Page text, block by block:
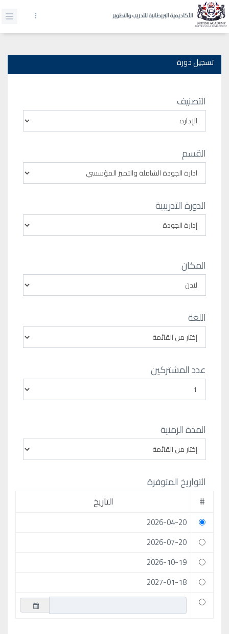
الأكاديمية البريطانية للتدريب والتطوير
تسجيل دورة
التصنيف
القسم
الدورة التدريبية
المكان
اللغة
عدد المشتركين
المدة الزمنية
التواريخ المتوفرة
# التاريخ
2026-04-20
2026-07-20
2026-10-19
2027-01-18